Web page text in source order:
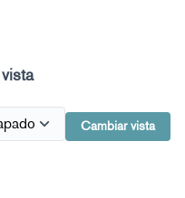
Cambiar vista